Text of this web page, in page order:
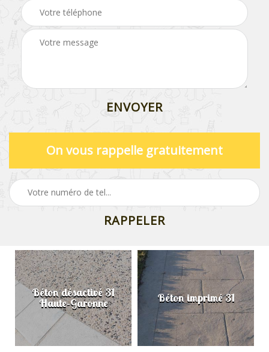
On vous rappelle gratuitement
Béton désactivé 31
Haute-Garonne Béton imprimé 31